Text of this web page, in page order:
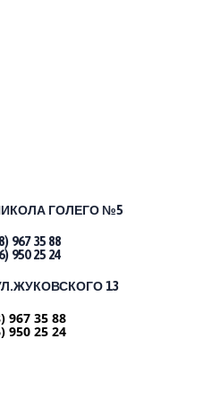
ГОЛЕГО №5
967 35 88
950 25 24
13
967 35 88
950 25 24